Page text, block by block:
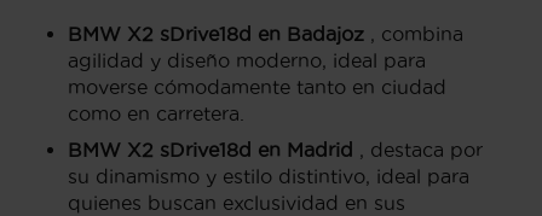
BMW X2 sDrive18d en Badajoz , combina
agilidad y diseño moderno, ideal para
moverse cómodamente tanto en ciudad
como en carretera.
BMW X2 sDrive18d en Madrid
, destaca por
su dinamismo y estilo distintivo, ideal para
quienes buscan exclusividad en sus